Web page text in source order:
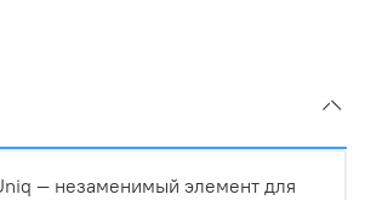
— незаменимый элемент для